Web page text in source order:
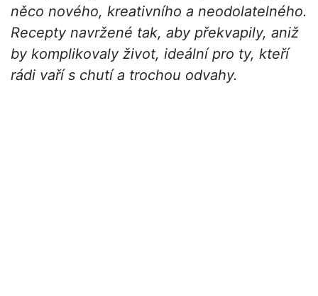
něco nového, kreativního a neodolatelného.
Recepty navržené tak, aby překvapily, aniž
by komplikovaly život, ideální pro ty, kteří
rádi vaří s chutí a trochou odvahy.